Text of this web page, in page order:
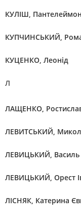
КУЛІШ,
КУПЧИНСЬКИЙ,
КУЦЕНКО, Леонід
Л
ЛАЩЕНКО,
ЛЕВИТСЬКИЙ,
ЛЕВИЦЬКИЙ, Василь
ЛЕВИЦЬКИЙ, Орест
ЛІСНЯК, Катерина